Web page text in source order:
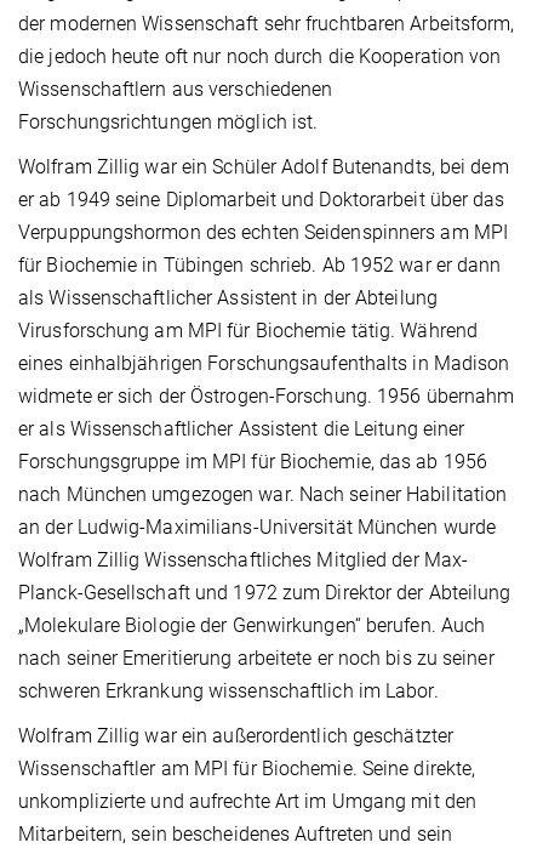
der modernen Wissenschaft sehr fruchtbaren Arbeitsform,
die jedoch heute oft nur noch durch die Kooperation von
Wissenschaftlern aus verschiedenen
Forschungsrichtungen möglich ist.
Wolfram Zillig war ein Schüler Adolf Butenandts, bei dem
er ab 1949 seine Diplomarbeit und Doktorarbeit über das
Verpuppungshormon des echten Seidenspinners am MPI
für Biochemie in Tübingen schrieb. Ab 1952 war er dann
als Wissenschaftlicher Assistent in der Abteilung
Virusforschung am MPI für Biochemie tätig. Während
eines einhalbjährigen Forschungsaufenthalts in Madison
widmete er sich der Östrogen-Forschung. 1956 übernahm
er als Wissenschaftlicher Assistent die Leitung einer
Forschungsgruppe im MPI für Biochemie, das ab 1956
nach München umgezogen war. Nach seiner Habilitation
an der Ludwig-Maximilians-Universität München wurde
Wolfram Zillig Wissenschaftliches Mitglied der Max-
Planck-Gesellschaft und 1972 zum Direktor der Abteilung
„Molekulare Biologie der Genwirkungen“ berufen. Auch
nach seiner Emeritierung arbeitete er noch bis zu seiner
schweren Erkrankung wissenschaftlich im Labor.
Wolfram Zillig war ein außerordentlich geschätzter
Wissenschaftler am MPI für Biochemie. Seine direkte,
unkomplizierte und aufrechte Art im Umgang mit den
Mitarbeitern, sein bescheidenes Auftreten und sein